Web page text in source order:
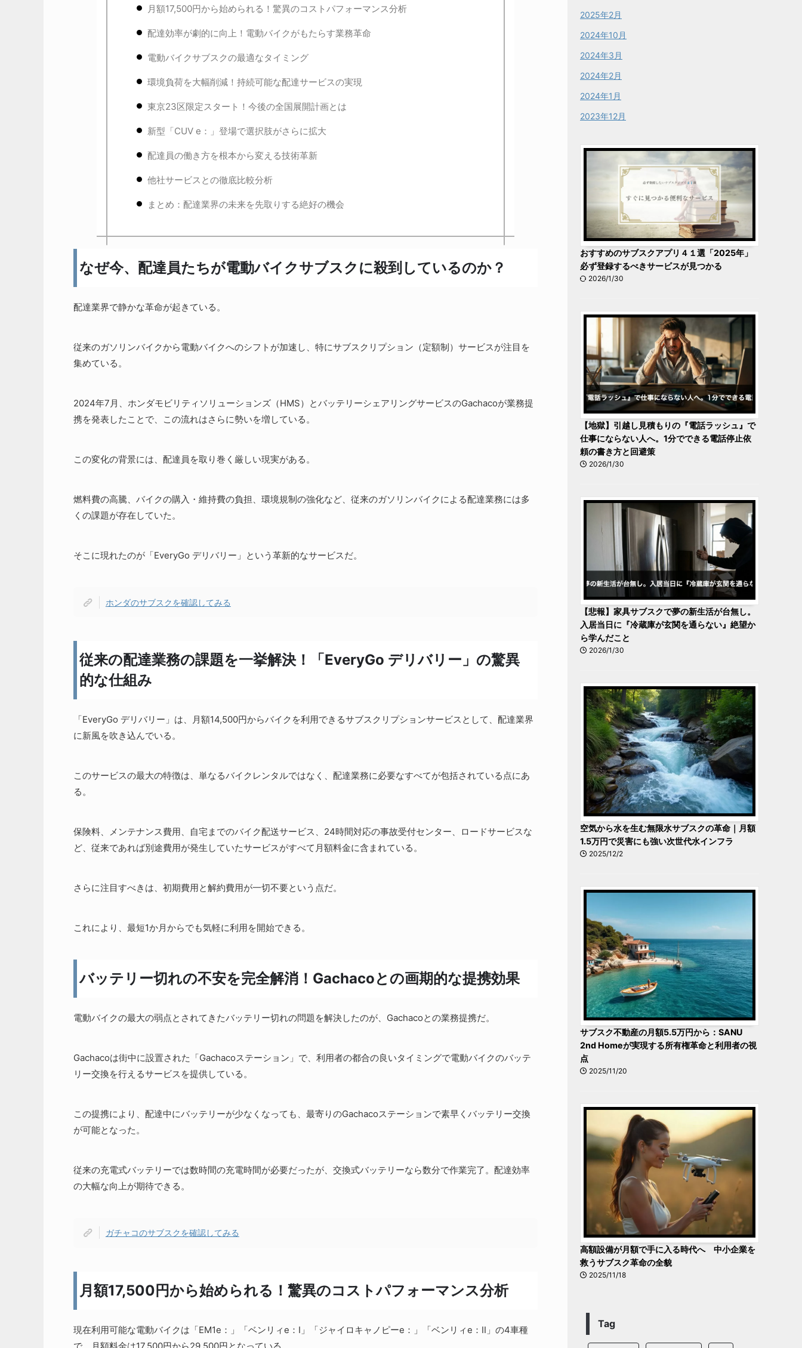
月額17,500円から始められる！驚異のコストパフォーマンス分析
配達効率が劇的に向上！電動バイクがもたらす業務革命
電動バイクサブスクの最適なタイミング
環境負荷を大幅削減！持続可能な配達サービスの実現
東京23区限定スタート！今後の全国展開計画とは
新型「CUV e：」登場で選択肢がさらに拡大
配達員の働き方を根本から変える技術革新
他社サービスとの徹底比較分析
まとめ：配達業界の未来を先取りする絶好の機会
なぜ今、配達員たちが電動バイクサブスクに殺到しているのか？
配達業界で静かな革命が起きている。
従来のガソリンバイクから電動バイクへのシフトが加速し、特にサブスクリプション（定額制）サービスが注目を
集めている。
2024年7月、ホンダモビリティソリューションズ（HMS）とバッテリーシェアリングサービスのGachacoが業務提
携を発表したことで、この流れはさらに勢いを増している。
この変化の背景には、配達員を取り巻く厳しい現実がある。
燃料費の高騰、バイクの購入・維持費の負担、環境規制の強化など、従来のガソリンバイクによる配達業務には多
くの課題が存在していた。
そこに現れたのが「EveryGo デリバリー」という革新的なサービスだ。
ホンダのサブスクを確認してみる
従来の配達業務の課題を一挙解決！「EveryGo デリバリー」の驚異
的な仕組み
「EveryGo デリバリー」は、月額14,500円からバイクを利用できるサブスクリプションサービスとして、配達業界
に新風を吹き込んでいる。
このサービスの最大の特徴は、単なるバイクレンタルではなく、配達業務に必要なすべてが包括されている点にあ
る。
保険料、メンテナンス費用、自宅までのバイク配送サービス、24時間対応の事故受付センター、ロードサービスな
ど、従来であれば別途費用が発生していたサービスがすべて月額料金に含まれている。
さらに注目すべきは、初期費用と解約費用が一切不要という点だ。
これにより、最短1か月からでも気軽に利用を開始できる。
バッテリー切れの不安を完全解消！Gachacoとの画期的な提携効果
電動バイクの最大の弱点とされてきたバッテリー切れの問題を解決したのが、Gachacoとの業務提携だ。
Gachacoは街中に設置された「Gachacoステーション」で、利用者の都合の良いタイミングで電動バイクのバッテ
リー交換を行えるサービスを提供している。
この提携により、配達中にバッテリーが少なくなっても、最寄りのGachacoステーションで素早くバッテリー交換
が可能となった。
従来の充電式バッテリーでは数時間の充電時間が必要だったが、交換式バッテリーなら数分で作業完了。配達効率
の大幅な向上が期待できる。
ガチャコのサブスクを確認してみる
月額17,500円から始められる！驚異のコストパフォーマンス分析
現在利用可能な電動バイクは「EM1e：」「ベンリィe：I」「ジャイロキャノピーe：」「ベンリィe：II」の4車種
2025年2月
2024年10月
2024年3月
2024年2月
2024年1月
2023年12月
おすすめのサブスクアプリ４１選「2025年」
必ず登録するべきサービスが見つかる
2026/1/30
【地獄】引越し見積もりの『電話ラッシュ』で
仕事にならない人へ。1分でできる電話停止依
頼の書き方と回避策
2026/1/30
【悲報】家具サブスクで夢の新生活が台無し。
入居当日に『冷蔵庫が玄関を通らない』絶望か
ら学んだこと
2026/1/30
空気から水を生む無限水サブスクの革命｜月額
1.5万円で災害にも強い次世代水インフラ
2025/12/2
サブスク不動産の月額5.5万円から：SANU
2nd Homeが実現する所有権革命と利用者の視
点
2025/11/20
高額設備が月額で手に入る時代へ 中小企業を
救うサブスク革命の全貌
2025/11/18
Tag